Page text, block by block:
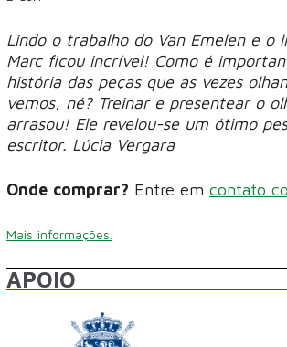
Lindo o trabalho do Van Emelen e o
Marc ficou incrível! Como é
história das peças que às vezes
vemos, né? Treinar e presentear o
arrasou! Ele revelou-se um ótimo
escritor. Lúcia Vergara
Onde comprar? Entre em contato
Mais informações.
APOIO